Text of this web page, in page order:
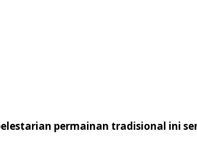
permainan tradisional ini